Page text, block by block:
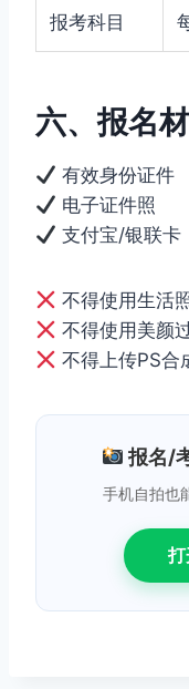
报考科目
六、报名
有效身份证件
电子证件照
支付宝/银联卡
不得使用生活
不得使用美颜
不得上传PS合
报名/
手机自拍也